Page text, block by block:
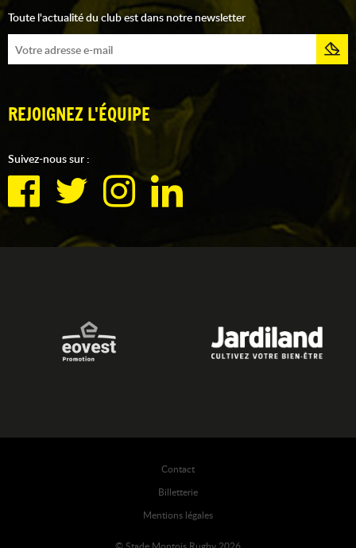
Toute l'actualité du club est dans notre newsletter
REJOIGNEZ L'ÉQUIPE
Suivez-nous sur :
Contact
Billetterie
Mentions légales